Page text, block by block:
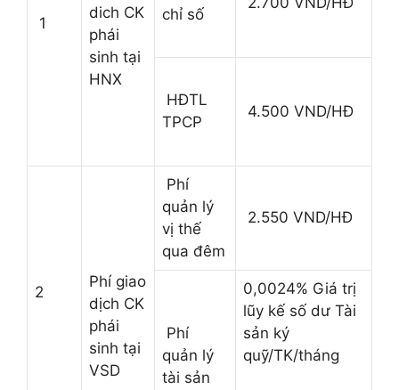
1
dich CK
phái
sinh tại
HNX
chỉ số
HĐTL
TPCP
4.500 VND/HĐ
2
Phí giao
dịch CK
phái
sinh tại
VSD
Phí
quản lý
vị thế
qua đêm
2.550 VND/HĐ
Phí
quản lý
tài sản
0,0024% Giá trị
lũy kế số dư Tài
sản ký
quỹ/TK/tháng